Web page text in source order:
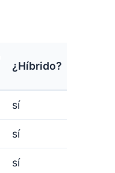
¿Híbrido?
sí
sí
sí